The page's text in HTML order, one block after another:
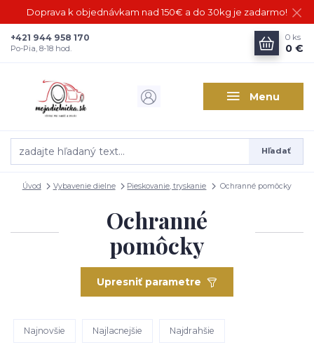
Doprava k objednávkam nad 150€ a do 30kg je zadarmo!
Menu
Hľadať
+421 944 958 170
Po-Pia, 8-18 hod.
0 ks
0 €
Úvod Vybavenie dielne Pieskovanie, tryskanie Ochranné pomôcky
Ochranné
pomôcky
Upresniť parametre
Najnovšie Najlacnejšie Najdrahšie